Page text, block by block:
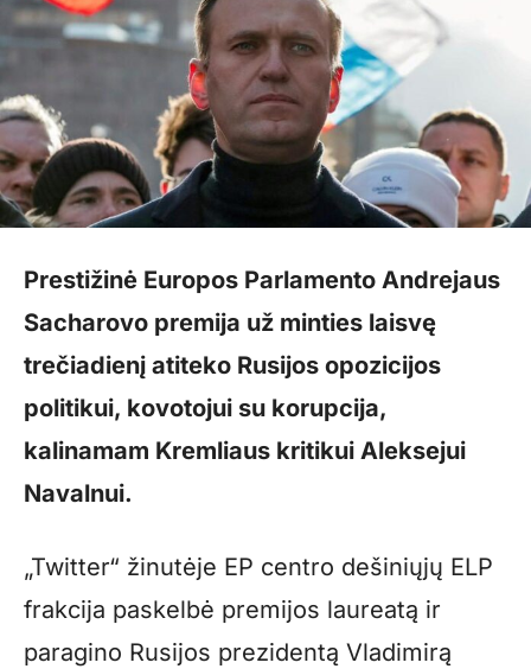
Prestižinė Europos Parlamento Andrejaus
Sacharovo premija už minties laisvę
trečiadienį atiteko Rusijos opozicijos
politikui, kovotojui su korupcija,
kalinamam Kremliaus kritikui Aleksejui
Navalnui.
„Twitter“ žinutėje EP centro dešiniųjų ELP
frakcija paskelbė premijos laureatą ir
paragino Rusijos prezidentą Vladimirą